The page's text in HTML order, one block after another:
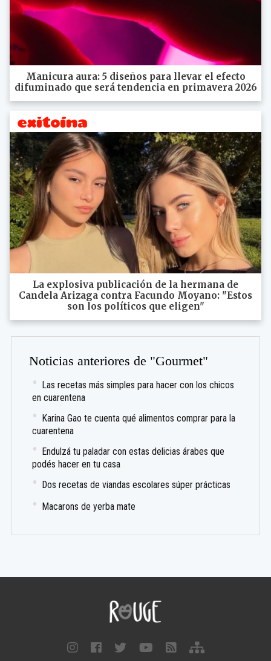
Manicura aura: 5 diseños para llevar el efecto
difuminado que será tendencia en primavera 2026
La explosiva publicación de la hermana de
Candela Arizaga contra Facundo Moyano: "Estos
son los políticos que eligen"
Noticias anteriores de "Gourmet"
Las recetas más simples para hacer con los chicos
en cuarentena
Karina Gao te cuenta qué alimentos comprar para la
cuarentena
Endulzá tu paladar con estas delicias árabes que
podés hacer en tu casa
Dos recetas de viandas escolares súper prácticas
Macarons de yerba mate